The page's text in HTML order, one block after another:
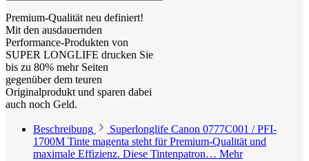
Premium-Qualität neu definiert!
Mit den ausdauernden
Performance-Produkten von
SUPER LONGLIFE drucken Sie
bis zu 80% mehr Seiten
gegenüber dem teuren
Originalprodukt und sparen dabei
auch noch Geld.
Beschreibung
Superlonglife Canon 0777C001 / PFI-
1700M Tinte magenta steht für Premium-Qualität und
maximale Effizienz. Diese Tintenpatron… Mehr